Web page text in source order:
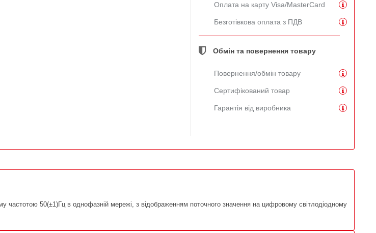
Оплата на карту Visa/MasterCard
Безготівкова оплата з ПДВ
Обмін та повернення товару
Повернення/обмін товару
Сертифікований товар
Гарантія від виробника
50(±1)Гц в однофазній мережі, з відображенням поточного значення на цифровому світлодіодному